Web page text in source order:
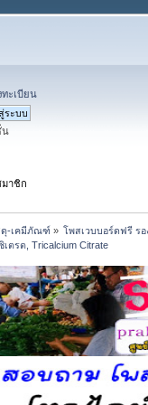
ทะเบียน
น
าชิก
ดุ-เคมีภัณฑ์ » โพสเวบบอร์ดฟรี รอ
ตรต, Tricalcium Citrate